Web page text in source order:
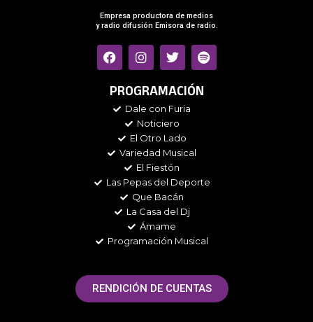
Empresa productora de medios
y radio difusión Emisora de radio.
F
a
e
o
I
n
t
g
r
a
m
T
w
t
e
r
S
p
t
PROGRAMACIÓN
Dale con Furia
Noticiero
El Otro Lado
Variedad Musical
El Fiestón
Las Pepas del Deporte
Que Bacán
La Casa del Dj
Ámame
Programación Musical
RENDICIÓN DE CUENTAS